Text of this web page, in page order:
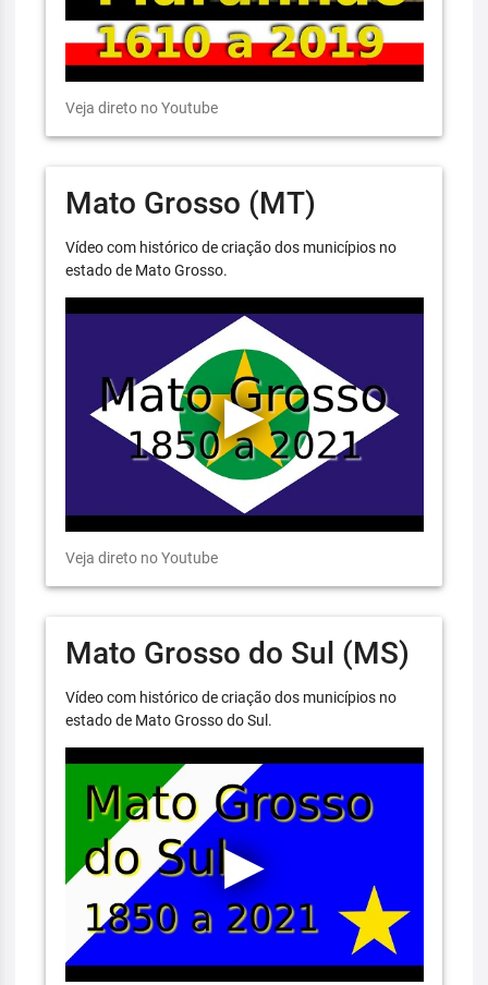
Veja direto no Youtube
Mato Grosso (MT)
Vídeo com histórico de criação dos municípios no
estado de Mato Grosso.
Veja direto no Youtube
Mato Grosso do Sul (MS)
Vídeo com histórico de criação dos municípios no
estado de Mato Grosso do Sul.